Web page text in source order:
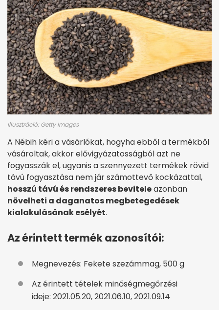
Illusztráció: Getty Images
A Nébih kéri a vásárlókat, hogyha ebből a termékből
vásároltak, akkor elővigyázatosságból azt ne
fogyasszák el, ugyanis a szennyezett termékek rövid
távú fogyasztása nem jár számottevő kockázattal,
hosszú távú és rendszeres beviteleazonban
növelheti a daganatos megbetegedések
kialakulásának esélyét.
Az érintett termék azonosítói:
Megnevezés: Fekete szezámmag, 500 g
Az érintett tételek minőségmegőrzési
ideje: 2021.05.20, 2021.06.10, 2021.09.14